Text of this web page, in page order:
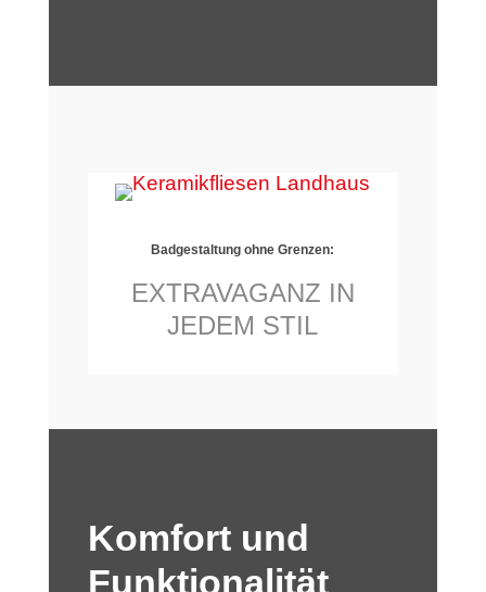
Badgestaltung ohne Grenzen:
EXTRAVAGANZ IN
JEDEM STIL
Komfort und
Funktionalität